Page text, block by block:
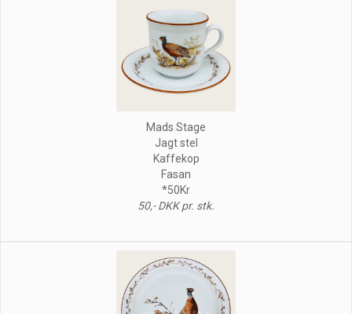
Mads Stage
Jagt stel
Kaffekop
Fasan
*50Kr
50,- DKK pr. stk.